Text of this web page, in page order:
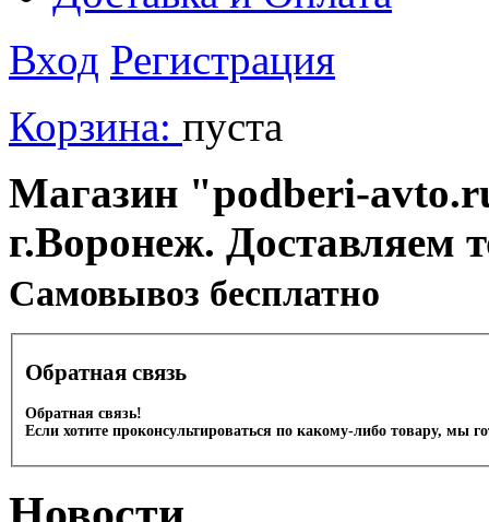
Вход Регистрация
Корзина: пуста
Магазин "podberi-
г.Воронеж. Доставляем
Cамовывоз бесплатно
Обратная связь
Обратная связь!
Если хотите проконсультироваться по какому-либо товару, мы